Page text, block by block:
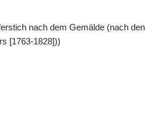
nach dem Gemälde (nach den
[1763-1828]))